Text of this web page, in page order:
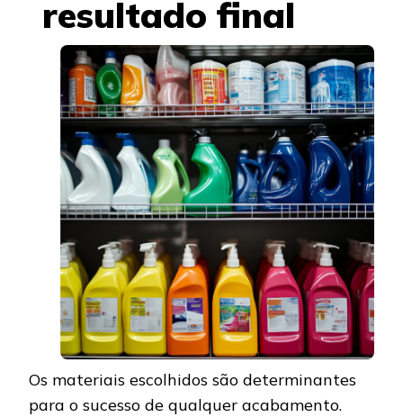
resultado final
Os materiais escolhidos são determinantes
para o sucesso de qualquer acabamento.